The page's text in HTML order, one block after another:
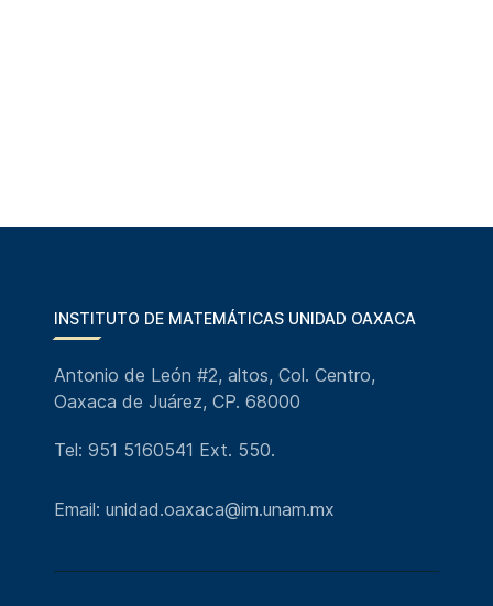
INSTITUTO DE MATEMÁTICAS UNIDAD OAXACA
Antonio de León #2, altos, Col. Centro,
Oaxaca de Juárez, CP. 68000
Tel: 951 5160541 Ext. 550.
Email: unidad.oaxaca@im.unam.mx